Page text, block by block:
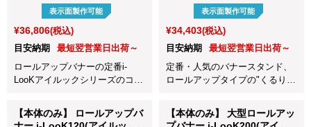
表示面製作可能
¥36,806(税込)
目安納期
最短翌営業日出荷～
ロールアップバナーの定番i-
LooKアイルックシリーズのコン
ない場所でもしっかりPRできま
す。
表示面製作可能
¥34,403(税込)
目安納期
最短翌営業日出荷～
定番・人気のバナースタンド、
ロールアップタイプの"くるり
ルとしても活躍します！
【本体のみ】 ロールアップバ
【本体のみ】 大型ロールアッ